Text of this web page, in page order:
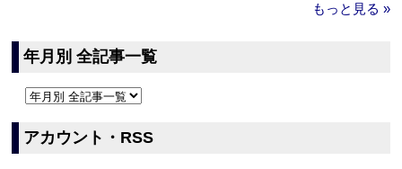
もっと見る »
年月別 全記事一覧
アカウント・RSS